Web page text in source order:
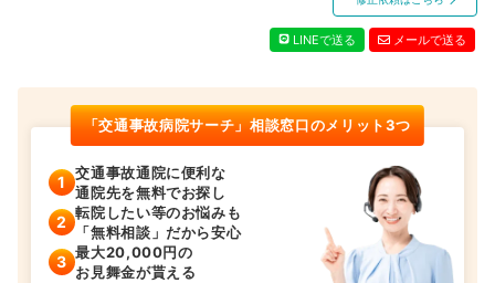
LINEで送る メールで送る
「交通事故病院サーチ」相談窓口のメリット3つ
交通事故通院に便利な
通院先を無料でお探し
転院したい等のお悩みも
「無料相談」だから安心
最大20,000円の
お見舞金が貰える